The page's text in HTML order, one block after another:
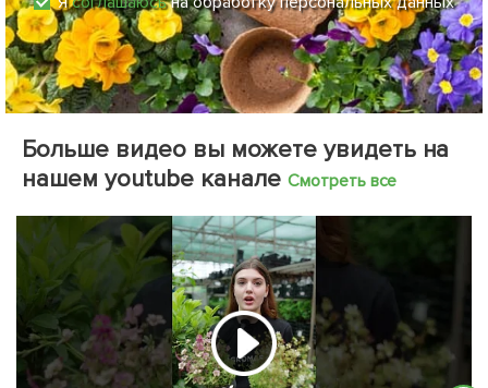
Больше видео вы можете увидеть на
нашем youtube канале Смотреть все